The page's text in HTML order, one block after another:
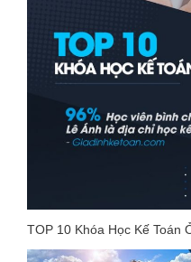
TOP 10 Khóa Học Kế Toán